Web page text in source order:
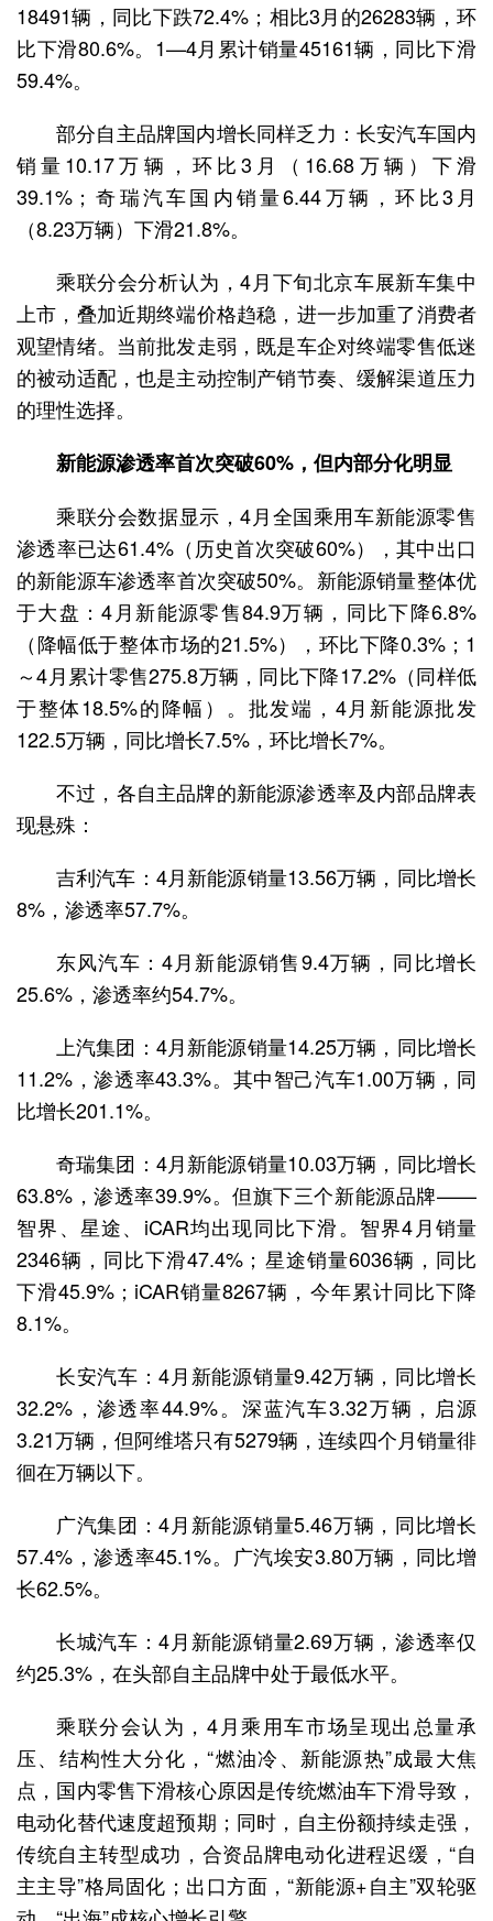
18491辆，同比下跌72.4%；相比3月的26283辆，环
比下滑80.6%。1—4月累计销量45161辆，同比下滑
59.4%。
部分自主品牌国内增长同样乏力：长安汽车国内
销量10.17万辆，环比3月（16.68万辆）下滑
39.1%；奇瑞汽车国内销量6.44万辆，环比3月
（8.23万辆）下滑21.8%。
乘联分会分析认为，4月下旬北京车展新车集中
上市，叠加近期终端价格趋稳，进一步加重了消费者
观望情绪。当前批发走弱，既是车企对终端零售低迷
的被动适配，也是主动控制产销节奏、缓解渠道压力
的理性选择。
新能源渗透率首次突破60%，但内部分化明显
乘联分会数据显示，4月全国乘用车新能源零售
渗透率已达61.4%（历史首次突破60%），其中出口
的新能源车渗透率首次突破50%。新能源销量整体优
于大盘：4月新能源零售84.9万辆，同比下降6.8%
（降幅低于整体市场的21.5%），环比下降0.3%；1
～4月累计零售275.8万辆，同比下降17.2%（同样低
于整体18.5%的降幅）。批发端，4月新能源批发
122.5万辆，同比增长7.5%，环比增长7%。
不过，各自主品牌的新能源渗透率及内部品牌表
现悬殊：
吉利汽车：4月新能源销量13.56万辆，同比增长
8%，渗透率57.7%。
东风汽车：4月新能源销售9.4万辆，同比增长
25.6%，渗透率约54.7%。
上汽集团：4月新能源销量14.25万辆，同比增长
11.2%，渗透率43.3%。其中智己汽车1.00万辆，同
比增长201.1%。
奇瑞集团：4月新能源销量10.03万辆，同比增长
63.8%，渗透率39.9%。但旗下三个新能源品牌——
智界、星途、iCAR均出现同比下滑。智界4月销量
2346辆，同比下滑47.4%；星途销量6036辆，同比
下滑45.9%；iCAR销量8267辆，今年累计同比下降
8.1%。
长安汽车：4月新能源销量9.42万辆，同比增长
32.2%，渗透率44.9%。深蓝汽车3.32万辆，启源
3.21万辆，但阿维塔只有5279辆，连续四个月销量徘
徊在万辆以下。
广汽集团：4月新能源销量5.46万辆，同比增长
57.4%，渗透率45.1%。广汽埃安3.80万辆，同比增
长62.5%。
长城汽车：4月新能源销量2.69万辆，渗透率仅
约25.3%，在头部自主品牌中处于最低水平。
乘联分会认为，4月乘用车市场呈现出总量承
压、结构性大分化，“燃油冷、新能源热”成最大焦
点，国内零售下滑核心原因是传统燃油车下滑导致，
电动化替代速度超预期；同时，自主份额持续走强，
传统自主转型成功，合资品牌电动化进程迟缓，“自
主主导”格局固化；出口方面，“新能源+自主”双轮驱